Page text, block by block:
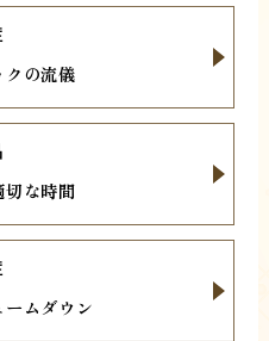
の流儀
な時間
ムダウン